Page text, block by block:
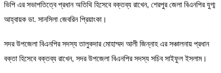
ভিপি এর সভাপতিত্বে প্রধান অতিথি হিসেবে বক্তব্য রাখেন, শেরপুর জেলা বিএনপির যুগ্ম
আহ্বায়ক ডা. সানসিলা জেবরিন প্রিয়াংকা।
সদর উপজেলা বিএনপির সদস্য তালুকদার মোহাম্মদ আলী জিন্নাহ এর সঞ্চালনায় প্রধান
বক্তা হিসেবে বক্তব্য রাখেন, সদর উপজেলা বিএনপির সদস্য সচিব সাইফুল ইসলাম।